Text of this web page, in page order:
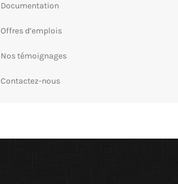
Documentation
Offres d’emplois
Nos témoignages
Contactez-nous